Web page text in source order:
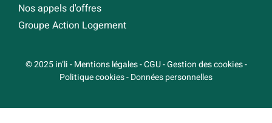
Nos appels d'offres
Groupe Action Logement
© 2025 in’li-Mentions légales-CGU-Gestion des cookies-
Politique cookies-Données personnelles